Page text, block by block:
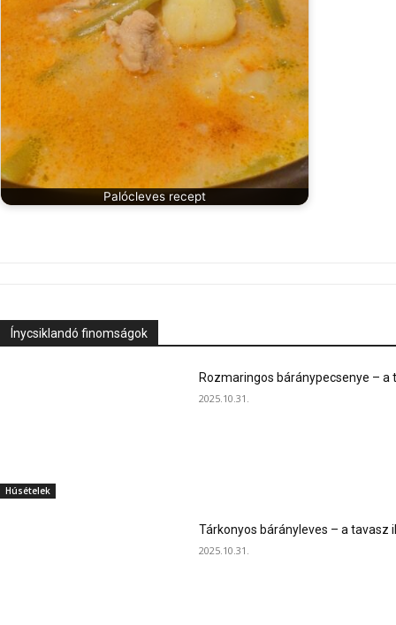
Palócleves recept
Ínycsiklandó finomságok
Húsételek
Rozmaringos báránypecsenye – a
2025.10.31.
Tárkonyos bárányleves – a tavasz
2025.10.31.